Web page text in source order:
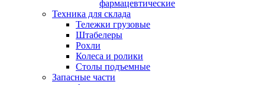
фармацевтические
Техника для склада
Тележки грузовые
Штабелеры
Рохли
Колеса и ролики
Столы подъемные
Запасные части